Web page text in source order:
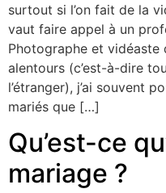
surtout si l’on fait de la
vaut faire appel à un
Photographe et vidéaste
alentours (c’est-à-dire
l’étranger), j’ai souvent
mariés que […]
Qu’est-ce
mariage ?